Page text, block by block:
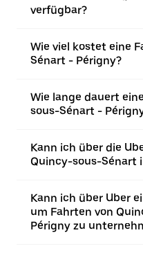
verfügbar?
Wie viel kostet eine
Sénart - Périgny?
Wie lange dauert
sous-Sénart -
Kann ich über die
Quincy-sous-Sénart
Kann ich über Uber
um Fahrten von
Périgny zu